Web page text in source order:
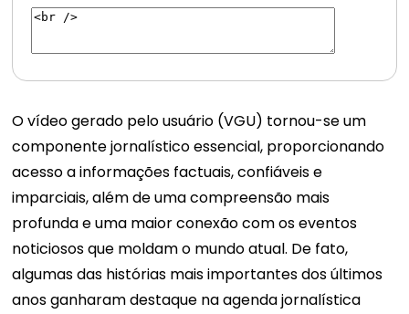
O vídeo gerado pelo usuário (VGU) tornou-se um
componente jornalístico essencial, proporcionando
acesso a informações factuais, confiáveis ​​e
imparciais, além de uma compreensão mais
profunda e uma maior conexão com os eventos
noticiosos que moldam o mundo atual. De fato,
algumas das histórias mais importantes dos últimos
anos ganharam destaque na agenda jornalística